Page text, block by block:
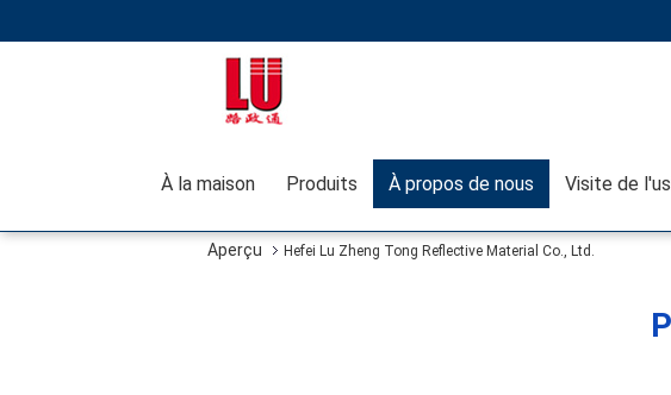
À la maison Produits À propos de nous Visite de
Aperçu Hefei Lu Zheng Tong Reflective Material Co., Ltd.